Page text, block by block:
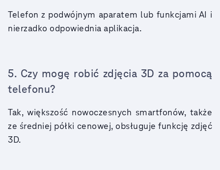
Telefon z podwójnym aparatem lub funkcjami AI i
nierzadko odpowiednia aplikacja.
5. Czy mogę robić zdjęcia 3D za pomocą
telefonu?
Tak, większość nowoczesnych smartfonów, także
ze średniej półki cenowej, obsługuje funkcję zdjęć
3D.